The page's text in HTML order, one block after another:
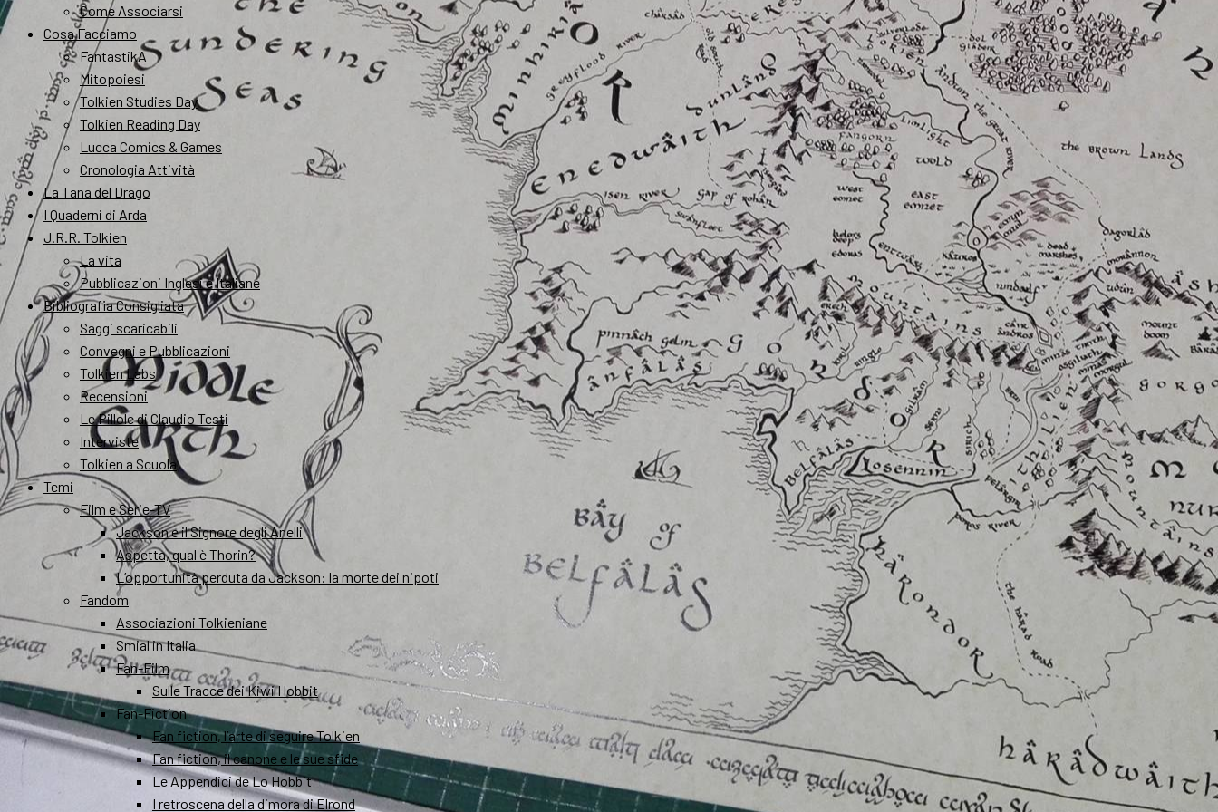
Come Associarsi
Cosa Facciamo
FantastikA
Mitopoiesi
Tolkien Studies Day
Tolkien Reading Day
Lucca Comics & Games
Cronologia Attività
La Tana del Drago
I Quaderni di Arda
J.R.R. Tolkien
La vita
Pubblicazioni Inglesi e Italiane
Bibliografia Consigliata
Saggi scaricabili
Convegni e Pubblicazioni
Tolkien Labs
Recensioni
Le Pillole di Claudio Testi
Interviste
Tolkien a Scuola
Temi
Film e Serie-TV
Jackson e il Signore degli Anelli
Aspetta, qual è Thorin?
L’opportunità perduta da Jackson: la morte dei nipoti
Fandom
Associazioni Tolkieniane
Smial in Italia
Fan-Film
Sulle Tracce dei Kiwi Hobbit
Fan-Fiction
Fan fiction, l’arte di seguire Tolkien
Fan fiction, il canone e le sue sfide
Le Appendici de Lo Hobbit
I retroscena della dimora di Elrond